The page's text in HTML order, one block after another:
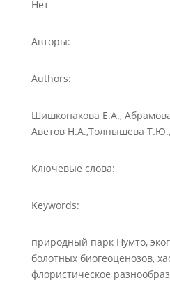
Нет
Авторы:
Authors:
Шишконакова Е.А.,
Аветов Н.А.,Толпышева
Ключевые слова:
Keywords:
природный парк Нумто,
болотных биогеоценозов,
флористическое